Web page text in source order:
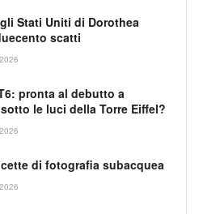
Stati Uniti di Dorothea
scatti
pronta al debutto a
le luci della Torre Eiffel?
di fotografia subacquea